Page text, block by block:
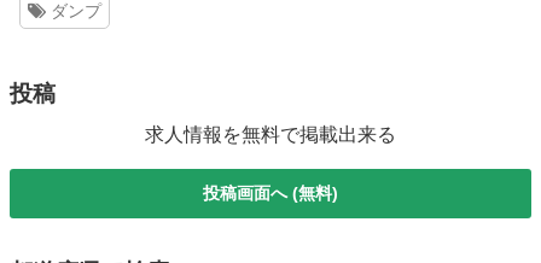
ダンプ
投稿
求人情報を無料で掲載出来る
投稿画面へ (無料)